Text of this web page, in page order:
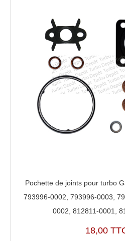
Pochette de joints pour turbo
793996-0002, 793996-0003,
0002, 812811-0001,
18,00